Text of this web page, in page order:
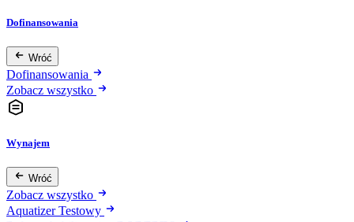
Dofinansowania
Wróć
Dofinansowania
Zobacz wszystko
Wynajem
Wróć
Zobacz wszystko
Aquatizer Testowy